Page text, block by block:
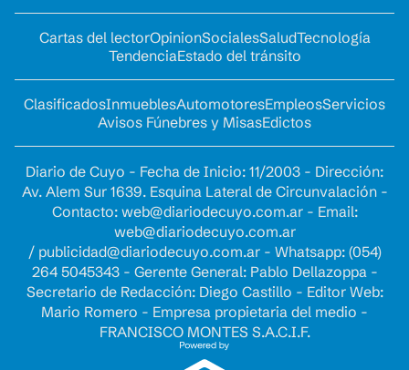
Cartas del lectorOpinionSocialesSaludTecnología
TendenciaEstado del tránsito
ClasificadosInmueblesAutomotoresEmpleosServicios
Avisos Fúnebres y MisasEdictos
Diario de Cuyo - Fecha de Inicio: 11/2003 - Dirección:
Av. Alem Sur 1639. Esquina Lateral de Circunvalación -
Contacto: web@diariodecuyo.com.ar- Email:
web@diariodecuyo.com.ar
/ publicidad@diariodecuyo.com.ar- Whatsapp: (054)
264 5045343 - Gerente General: Pablo Dellazoppa -
Secretario de Redacción: Diego Castillo - Editor Web:
Mario Romero - Empresa propietaria del medio -
FRANCISCO MONTES S.A.C.I.F.